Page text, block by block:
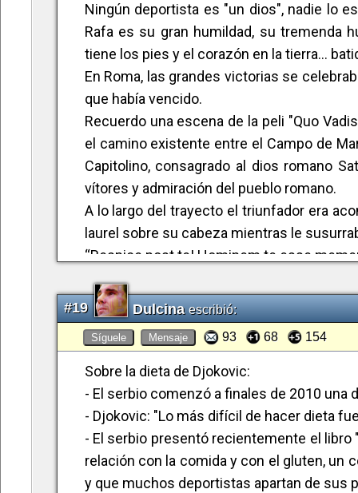
aprovechar los años que aun te quedan
deberías cambiar de equipo,admitir
las actuales están adocenadas y
limpia y sana, pero sobre todo a mano y
Dicho esto, seguiré amándote
favor, la próxima vez que te enfrentes a
hazle al menos sudar, y si te gana lo
sentiré la satisfacción del orgullo, y eso no
Ningún deportista es "un dios", nadie lo
Rafa es su gran humildad, su tremenda
tiene los pies y el corazón en la tierra...
En Roma, las grandes victorias se
que había vencido.
Recuerdo una escena de la peli "Quo
el camino existente entre el Campo de
Capitolino, consagrado al dios romano
vítores y admiración del pueblo romano.
A lo largo del trayecto el triunfador era
laurel sobre su cabeza mientras le
“Respice post te! Hominem te esse
no un dios).
A Rafa nunca ha habido que recordárselo.
:)
#19 Dulcinaescribió:
Síguele Mensaje 93 68 154
Sobre la dieta de Djokovic:
- El serbio comenzó a finales de 2010
- Djokovic: "Lo más difícil de hacer dieta
- El serbio presentó recientemente el libro
relación con la comida y con el gluten, un
y que muchos deportistas apartan de sus